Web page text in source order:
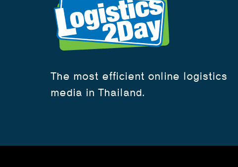
The most efficient online logistics
media in Thailand.